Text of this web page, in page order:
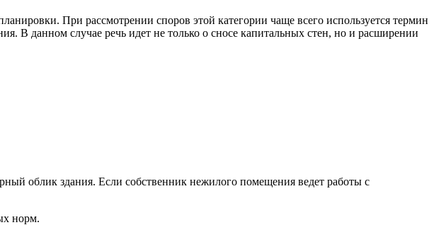
При рассмотрении споров этой категории чаще всего используется термин
В данном случае речь идет не только о сносе капитальных стен, но и расширении
облик здания. Если собственник нежилого помещения ведет работы с
норм.